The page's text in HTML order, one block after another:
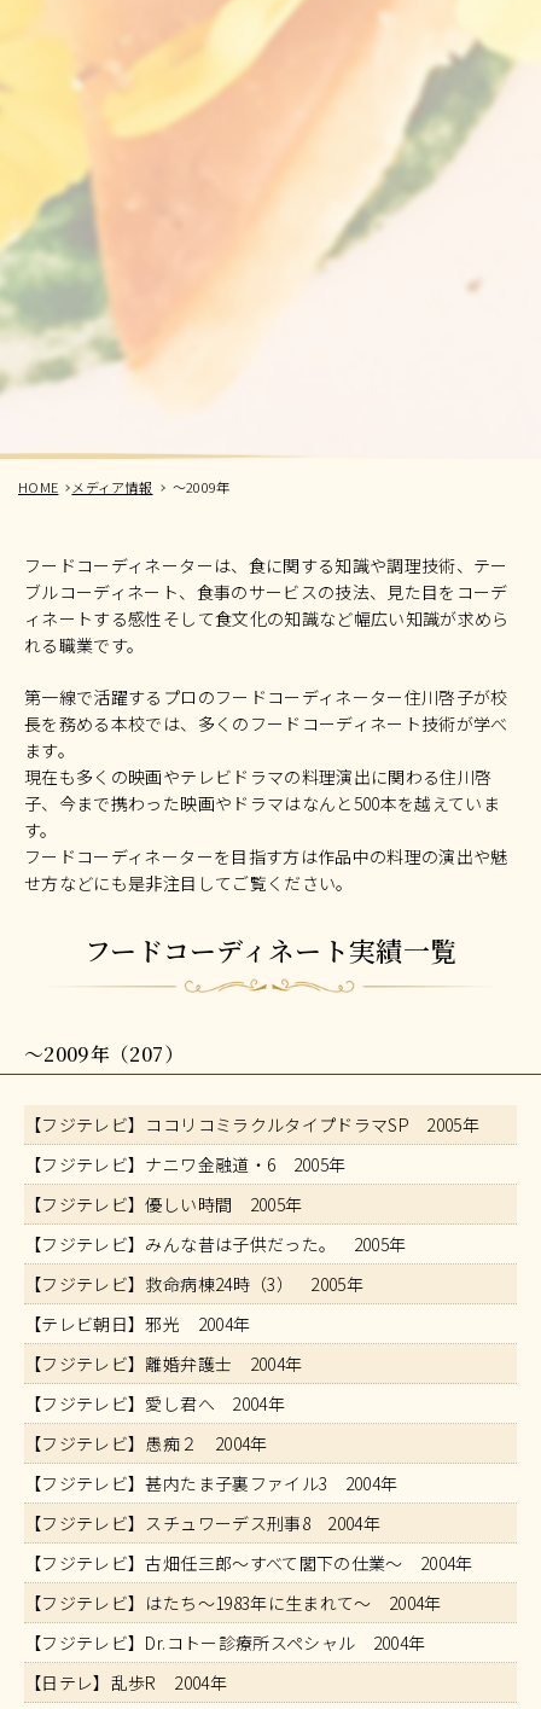
HOME メディア情報 ～2009年
フードコーディネーターは、食に関する知識や調理技術、テー
ブルコーディネート、食事のサービスの技法、見た目をコーデ
ィネートする感性そして食文化の知識など幅広い知識が求めら
れる職業です。
第一線で活躍するプロのフードコーディネーター住川啓子が校
長を務める本校では、多くのフードコーディネート技術が学べ
ます。
現在も多くの映画やテレビドラマの料理演出に関わる住川啓
子、今まで携わった映画やドラマはなんと500本を越えていま
す。
フードコーディネーターを目指す方は作品中の料理の演出や魅
せ方などにも是非注目してご覧ください。
フードコーディネート実績一覧
～2009年（207）
【フジテレビ】ココリコミラクルタイプドラマSP 2005年
【フジテレビ】ナニワ金融道・6 2005年
【フジテレビ】優しい時間 2005年
【フジテレビ】みんな昔は子供だった。 2005年
【フジテレビ】救命病棟24時（3） 2005年
【テレビ朝日】邪光 2004年
【フジテレビ】離婚弁護士 2004年
【フジテレビ】愛し君へ 2004年
【フジテレビ】愚痴２ 2004年
【フジテレビ】甚内たま子裏ファイル3 2004年
【フジテレビ】スチュワーデス刑事8 2004年
【フジテレビ】古畑任三郎～すべて閣下の仕業～ 2004年
【フジテレビ】はたち～1983年に生まれて～ 2004年
【フジテレビ】Dr.コトー診療所スペシャル 2004年
【日テレ】乱歩R 2004年